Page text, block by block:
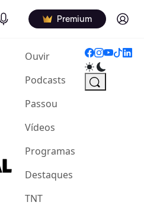
Podcasts Premium Log in
Ouvir(current)
Podcasts
Passou
Vídeos
Programas
Destaques
TNT